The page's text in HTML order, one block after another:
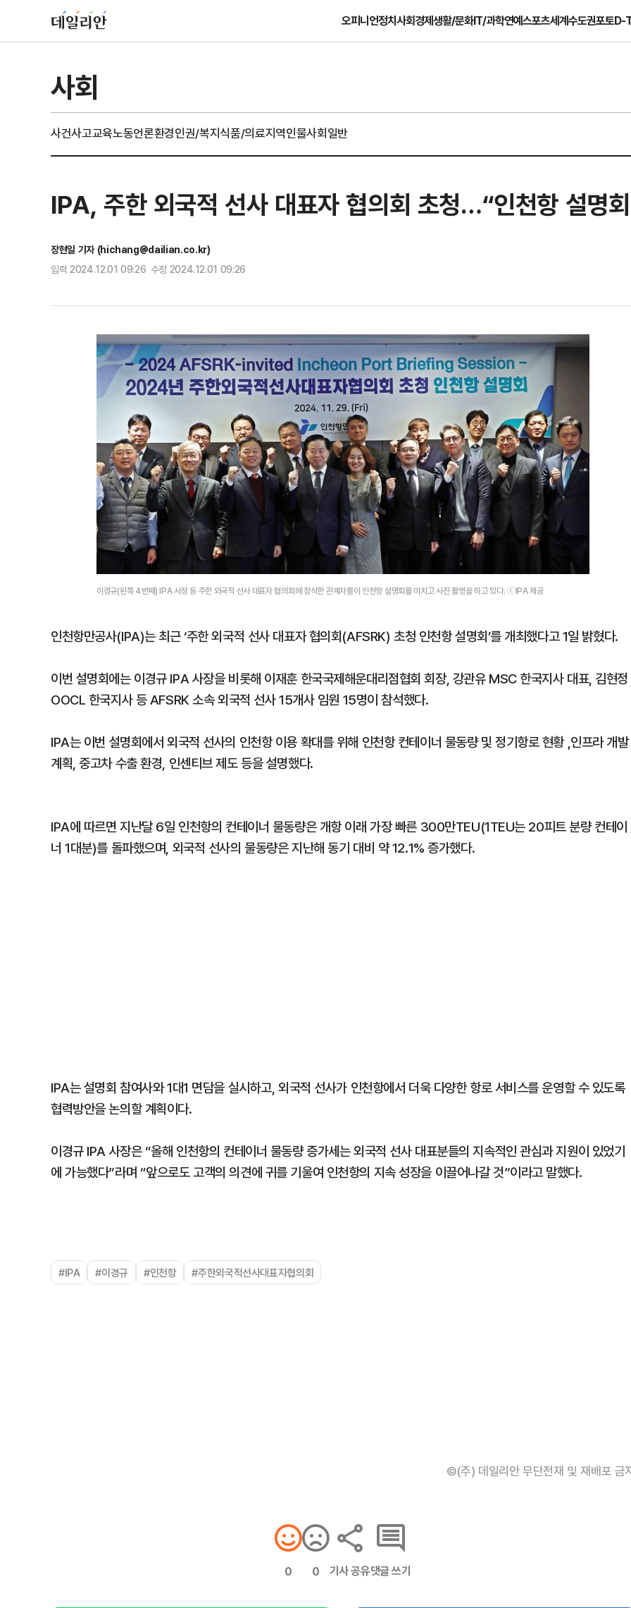
오피니언정치사회경제생활/문화IT/과학연예스포츠세계수도권포토D-
사회
사건사고교육노동언론환경인권/복지식품/의료지역인물사회일반
IPA, 주한 외국적 선사 대표자 협의회 초청…“인천항 설명
장현일 기자 (hichang@dailian.co.kr)
입력 2024.12.01 09:26 수정 2024.12.01 09:26
이경규(왼쪽 4번째) IPA 사장 등 주한 외국적 선사 대표자 협의회에 참석한 관계자들이 인천항 설명회를 마치고 사진 촬영을 하고 있다. ⓒIPA 제공
인천항만공사(IPA)는 최근 ‘주한 외국적 선사 대표자 협의회(AFSRK) 초청 인천항 설명회’를 개최했다고 1일 밝혔다.
이번 설명회에는 이경규 IPA 사장을 비롯해 이재훈 한국국제해운대리점협회 회장, 강관유 MSC 한국지사 대표, 김현정
OOCL 한국지사 등 AFSRK 소속 외국적 선사 15개사 임원 15명이 참석했다.
IPA는 이번 설명회에서 외국적 선사의 인천항 이용 확대를 위해 인천항 컨테이너 물동량 및 정기항로 현황 ,인프라 개발
계획, 중고차 수출 환경, 인센티브 제도 등을 설명했다.
IPA에 따르면 지난달 6일 인천항의 컨테이너 물동량은 개항 이래 가장 빠른 300만TEU(1TEU는 20피트 분량 컨테이
너 1대분)를 돌파했으며, 외국적 선사의 물동량은 지난해 동기 대비 약 12.1% 증가했다.
IPA는 설명회 참여사와 1대1 면담을 실시하고, 외국적 선사가 인천항에서 더욱 다양한 항로 서비스를 운영할 수 있도록
협력방안을 논의할 계획이다.
이경규 IPA 사장은 “올해 인천항의 컨테이너 물동량 증가세는 외국적 선사 대표분들의 지속적인 관심과 지원이 있었기
에 가능했다”라며 “앞으로도 고객의 의견에 귀를 기울여 인천항의 지속 성장을 이끌어나갈 것”이라고 말했다.
#IPA #이경규 #인천항 #주한외국적선사대표자협의회
©(주) 데일리안 무단전재 및 재배포 금
0 0 기사 공유댓글 쓰기